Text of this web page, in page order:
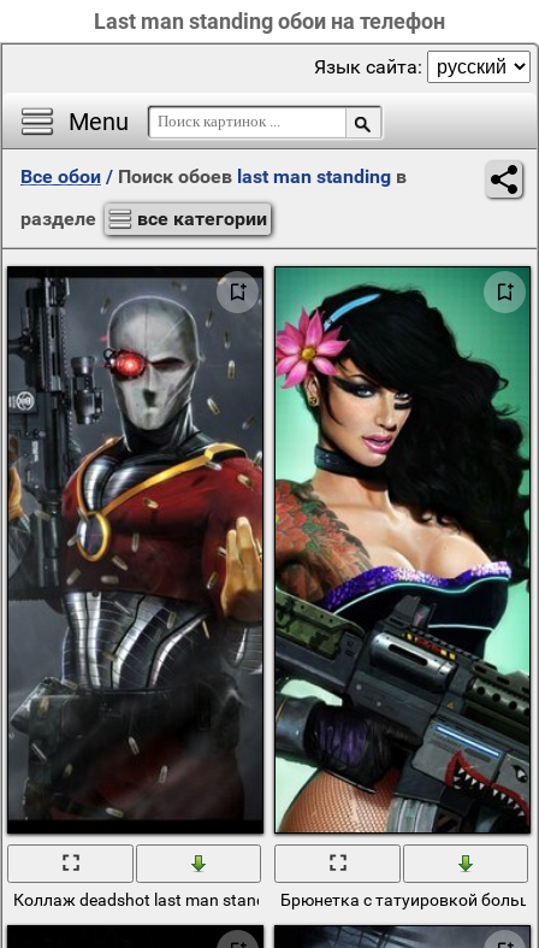
Last man standing обои на телефон
Menu
Язык сайта:
Все обои / Поиск обоев last man standing в
разделе
все категории
Коллаж deadshot last man standingБрюнетка с татуировкой